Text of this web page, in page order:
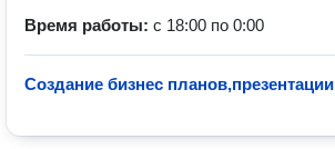
Время работы: с 18:00 по 0:00
Создание бизнес планов,презентации